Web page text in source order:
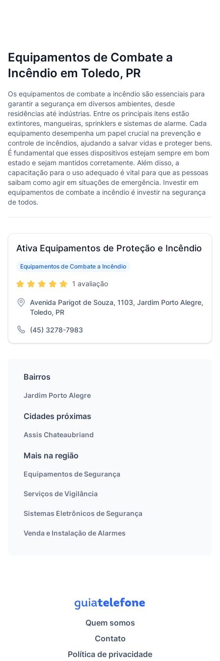
Equipamentos de Combate a
Incêndio em Toledo, PR
Os equipamentos de combate a incêndio são essenciais para
garantir a segurança em diversos ambientes, desde
residências até indústrias. Entre os principais itens estão
extintores, mangueiras, sprinklers e sistemas de alarme. Cada
equipamento desempenha um papel crucial na prevenção e
controle de incêndios, ajudando a salvar vidas e proteger bens.
É fundamental que esses dispositivos estejam sempre em bom
estado e sejam mantidos corretamente. Além disso, a
capacitação para o uso adequado é vital para que as pessoas
saibam como agir em situações de emergência. Investir em
equipamentos de combate a incêndio é investir na segurança
de todos.
Ativa Equipamentos de Proteção e Incêndio
Equipamentos de Combate a Incêndio
1 avaliação
Avenida Parigot de Souza, 1103, Jardim Porto Alegre,
Toledo, PR
(45) 3278-7983
Bairros
Jardim Porto Alegre
Cidades próximas
Assis Chateaubriand
Mais na região
Equipamentos de Segurança
Serviços de Vigilância
Sistemas Eletrônicos de Segurança
Venda e Instalação de Alarmes
Quem somos
Contato
Política de privacidade